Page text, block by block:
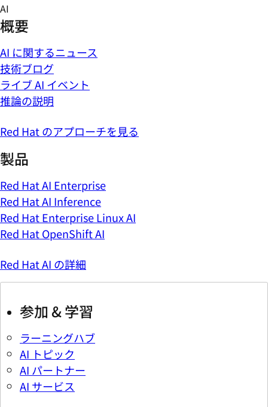
Skip
to
content
AI
概要
AI に関するニュース
技術ブログ
ライブ AI イベント
推論の説明
Red Hat のアプローチを見る
製品
Red Hat AI Enterprise
Red Hat AI Inference
Red Hat Enterprise Linux AI
Red Hat OpenShift AI
Red Hat AI の詳細
参加 & 学習
ラーニングハブ
AI トピック
AI パートナー
AI サービス